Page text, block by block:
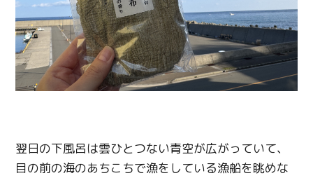
翌日の下風呂は雲ひとつない青空が広がっていて、
目の前の海のあちこちで漁をしている漁船を眺めな